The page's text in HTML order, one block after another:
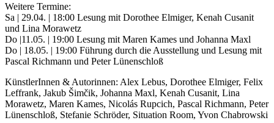
Weitere Termine:
Sa | 29.04. | 18:00 Lesung mit Dorothee Elmiger, Kenah Cusanit
und Lina Morawetz
Do |11.05. | 19:00 Lesung mit Maren Kames und Johanna Maxl
Do | 18.05. | 19:00 Führung durch die Ausstellung und Lesung mit
Pascal Richmann und Peter Lünenschloß
KünstlerInnen & Autorinnen: Alex Lebus, Dorothee Elmiger, Felix
Leffrank, Jakub Šimčik, Johanna Maxl, Kenah Cusanit, Lina
Morawetz, Maren Kames, Nicolás Rupcich, Pascal Richmann, Peter
Lünenschloß, Stefanie Schröder, Situation Room, Yvon Chabrowski